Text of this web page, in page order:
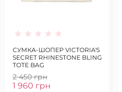
СУМКА-ШОПЕР VICTORIA'S
SECRET RHINESTONE BLING
TOTE BAG
2 450 грн
1 960 грн